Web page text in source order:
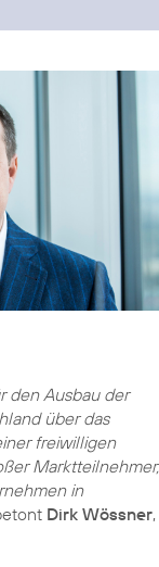
den Ausbau der
über das
freiwilligen
Marktteilnehmer,
in
Dirk Wössner,